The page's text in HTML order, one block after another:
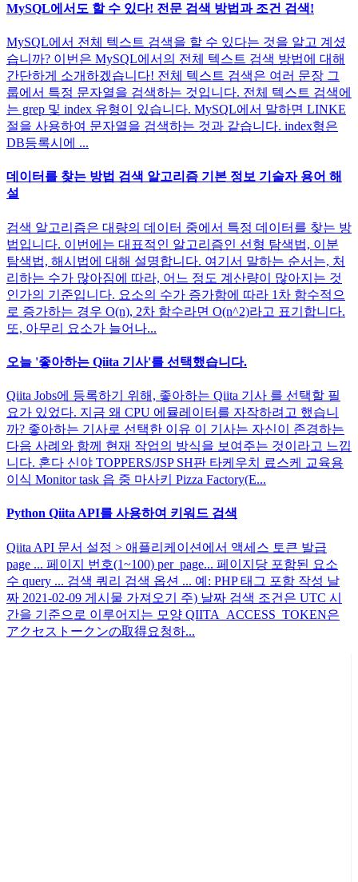
MySQL에서도 할 수 있다! 전문 검색 방법과 조건 검색!
MySQL에서 전체 텍스트 검색을 할 수 있다는 것을 알고 계셨
습니까? 이번은 MySQL에서의 전체 텍스트 검색 방법에 대해
간단하게 소개하겠습니다! 전체 텍스트 검색은 여러 문장 그
룹에서 특정 문자열을 검색하는 것입니다. 전체 텍스트 검색에
는 grep 및 index 유형이 있습니다. MySQL에서 말하면 LINKE
절을 사용하여 문자열을 검색하는 것과 같습니다. index형은
DB등록시에 ...
데이터를 찾는 방법 검색 알고리즘 기본 정보 기술자 용어 해
설
검색 알고리즘은 대량의 데이터 중에서 특정 데이터를 찾는 방
법입니다. 이번에는 대표적인 알고리즘인 선형 탐색법, 이분
탐색법, 해시법에 대해 설명합니다. 여기서 말하는 순서는, 처
리하는 수가 많아짐에 따라, 어느 정도 계산량이 많아지는 것
인가의 기준입니다. 요소의 수가 증가함에 따라 1차 함수적으
로 증가하는 경우 O(n), 2차 함수라면 O(n^2)라고 표기합니다.
또, 아무리 요소가 늘어나...
오늘 '좋아하는 Qiita 기사'를 선택했습니다.
Qiita Jobs에 등록하기 위해, 좋아하는 Qiita 기사 를 선택할 필
요가 있었다. 지금 왜 CPU 에뮬레이터를 자작하려고 했습니
까? 좋아하는 기사로 선택한 이유 이 기사는 자신이 존경하는
다음 사례와 함께 현재 작업의 방식을 보여주는 것이라고 느낍
니다. 혼다 신야 TOPPERS/JSP SH판 타케우치 료스케 교육용
이식 Monitor task 읍 중 마사키 Pizza Factory(E...
Python Qiita API를 사용하여 키워드 검색
Qiita API 문서 설정 > 애플리케이션에서 액세스 토큰 발급
page ... 페이지 번호(1~100) per_page... 페이지당 포함된 요소
수 query ... 검색 쿼리 검색 옵션 ... 예: PHP 태그 포함 작성 날
짜 2021-02-09 게시물 가져오기 주) 날짜 검색 조건은 UTC 시
간을 기준으로 이루어지는 모양 QIITA_ACCESS_TOKEN은
アクセストークンの取得요청하...